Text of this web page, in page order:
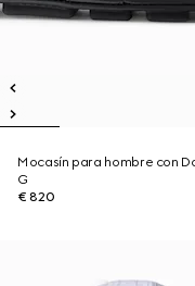
Mocasín para hombre con
G
€ 820